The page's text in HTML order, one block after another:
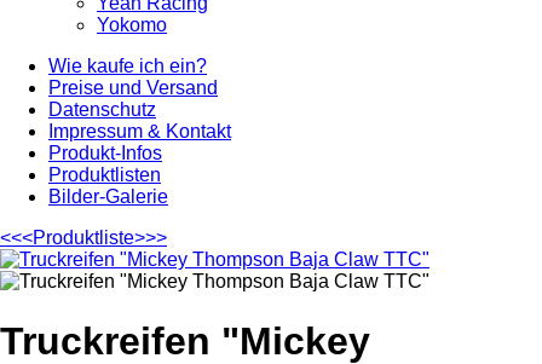
Yokomo
Wie kaufe ich ein?
Preise und Versand
Datenschutz
Impressum & Kontakt
Produkt-Infos
Produktlisten
Bilder-Galerie
<<<Produktliste>>>
Truckreifen "Mickey